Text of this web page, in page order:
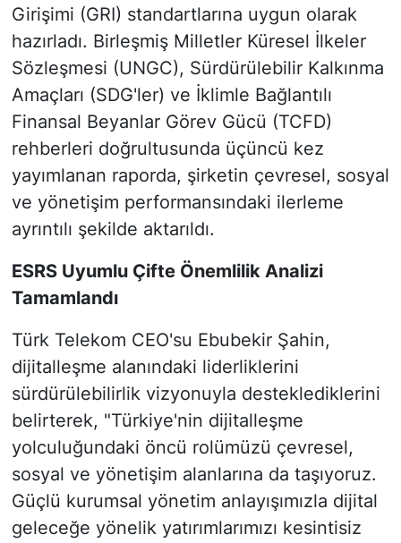
Girişimi (GRI) standartlarına uygun olarak
hazırladı. Birleşmiş Milletler Küresel İlkeler
Sözleşmesi (UNGC), Sürdürülebilir Kalkınma
Amaçları (SDG'ler) ve İklimle Bağlantılı
Finansal Beyanlar Görev Gücü (TCFD)
rehberleri doğrultusunda üçüncü kez
yayımlanan raporda, şirketin çevresel, sosyal
ve yönetişim performansındaki ilerleme
ayrıntılı şekilde aktarıldı.
ESRS Uyumlu Çifte Önemlilik Analizi
Tamamlandı
Türk Telekom CEO'su Ebubekir Şahin,
dijitalleşme alanındaki liderliklerini
sürdürülebilirlik vizyonuyla desteklediklerini
belirterek, "Türkiye'nin dijitalleşme
yolculuğundaki öncü rolümüzü çevresel,
sosyal ve yönetişim alanlarına da taşıyoruz.
Güçlü kurumsal yönetim anlayışımızla dijital
geleceğe yönelik yatırımlarımızı kesintisiz